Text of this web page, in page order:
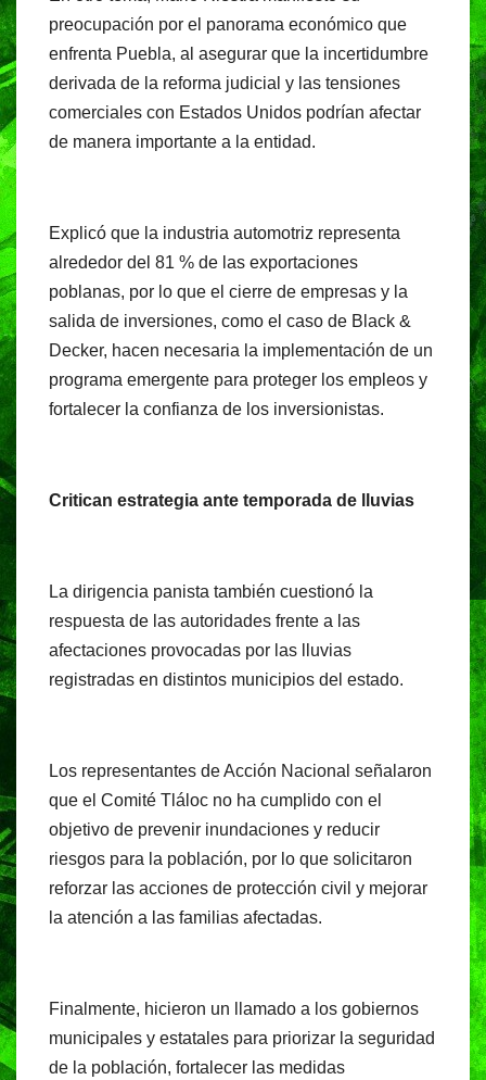
preocupación por el panorama económico que
enfrenta Puebla, al asegurar que la incertidumbre
derivada de la reforma judicial y las tensiones
comerciales con Estados Unidos podrían afectar
de manera importante a la entidad.
Explicó que la industria automotriz representa
alrededor del 81 % de las exportaciones
poblanas, por lo que el cierre de empresas y la
salida de inversiones, como el caso de Black &
Decker, hacen necesaria la implementación de un
programa emergente para proteger los empleos y
fortalecer la confianza de los inversionistas.
Critican estrategia ante temporada de lluvias
La dirigencia panista también cuestionó la
respuesta de las autoridades frente a las
afectaciones provocadas por las lluvias
registradas en distintos municipios del estado.
Los representantes de Acción Nacional señalaron
que el Comité Tláloc no ha cumplido con el
objetivo de prevenir inundaciones y reducir
riesgos para la población, por lo que solicitaron
reforzar las acciones de protección civil y mejorar
la atención a las familias afectadas.
Finalmente, hicieron un llamado a los gobiernos
municipales y estatales para priorizar la seguridad
de la población, fortalecer las medidas